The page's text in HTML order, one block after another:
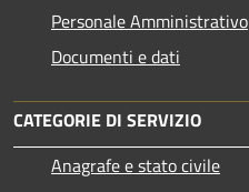
Personale Amministrativo
Documenti e dati
CATEGORIE DI SERVIZIO
Anagrafe e stato civile